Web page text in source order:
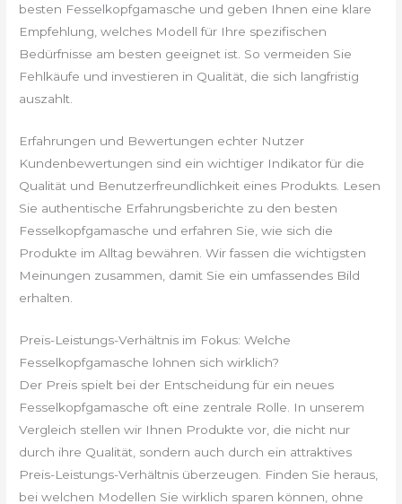
besten Fesselkopfgamasche und geben Ihnen eine klare
Empfehlung, welches Modell für Ihre spezifischen
Bedürfnisse am besten geeignet ist. So vermeiden Sie
Fehlkäufe und investieren in Qualität, die sich langfristig
auszahlt.
Erfahrungen und Bewertungen echter Nutzer
Kundenbewertungen sind ein wichtiger Indikator für die
Qualität und Benutzerfreundlichkeit eines Produkts. Lesen
Sie authentische Erfahrungsberichte zu den besten
Fesselkopfgamasche und erfahren Sie, wie sich die
Produkte im Alltag bewähren. Wir fassen die wichtigsten
Meinungen zusammen, damit Sie ein umfassendes Bild
erhalten.
Preis-Leistungs-Verhältnis im Fokus: Welche
Fesselkopfgamasche lohnen sich wirklich?
Der Preis spielt bei der Entscheidung für ein neues
Fesselkopfgamasche oft eine zentrale Rolle. In unserem
Vergleich stellen wir Ihnen Produkte vor, die nicht nur
durch ihre Qualität, sondern auch durch ein attraktives
Preis-Leistungs-Verhältnis überzeugen. Finden Sie heraus,
bei welchen Modellen Sie wirklich sparen können, ohne